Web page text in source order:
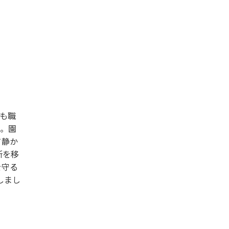
職
園
か
移
る
まし